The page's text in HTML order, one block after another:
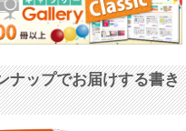
ナップでお届けする書き